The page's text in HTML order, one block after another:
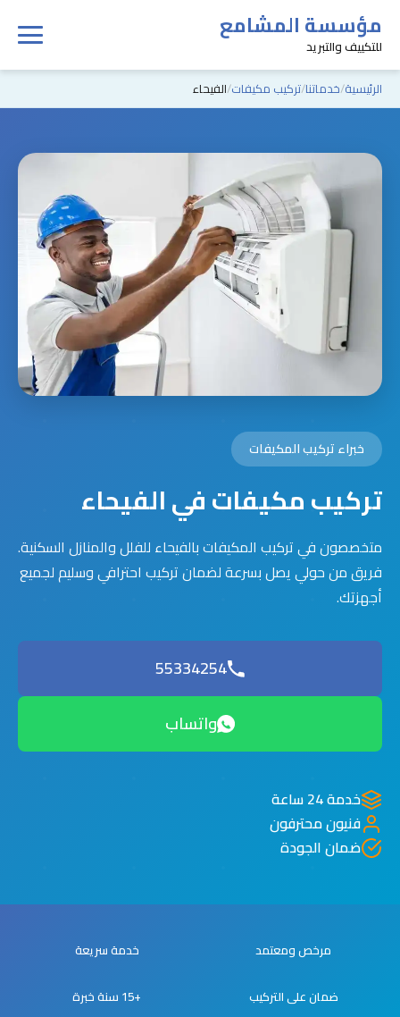
مؤسسة المشامع
للتكييف والتبريد
الرئيسية خدماتنا تركيب مكيفات الفيحاء
خبراء تركيب المكيفات
تركيب مكيفات في الفيحاء
متخصصون في تركيب المكيفات بالفيحاء للفلل والمنازل السكنية.
فريق من حولي يصل بسرعة لضمان تركيب احترافي وسليم لجميع
أجهزتك.
55334254
واتساب
خدمة 24 ساعة
فنيون محترفون
ضمان الجودة
مرخص ومعتمد خدمة سريعة
ضمان على التركيب +15 سنة خبرة